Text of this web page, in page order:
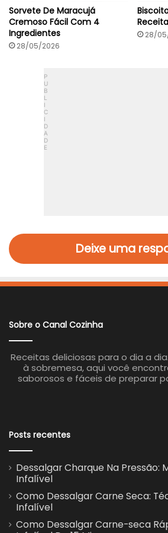
Sorvete De Maracujá
Cremoso Fácil Com 4
Ingredientes
28/05/2026
28/
Deixe uma
Sobre o Canal Cozinha
Receitas deliciosas para o dia a
à sobremesa, aqui você
saborosos e fáceis de preparar
Posts recentes
Dessalgar Charque Na Pressão:
Infalível
Como Dessalgar Carne Seca:
Infalível
Como Dessalgar Carne-seca